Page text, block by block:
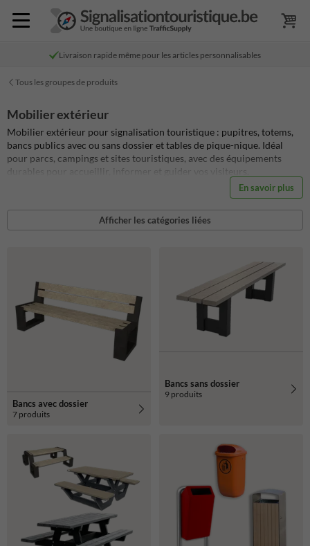
Livraison rapide même pour les articles personnalisables
Tous les groupes de produits
Mobilier extérieur
Mobilier extérieur pour signalisation touristique : pupitres, totems,
bancs publics avec ou sans dossier et tables de pique-nique. Idéal
pour parcs, campings et sites touristiques, avec des équipements
durables pour accueillir, informer et guider vos visiteurs.
En savoir plus
Afficher les catégories liées
Bancs avec dossier
7 produits
Bancs sans dossier
9 produits